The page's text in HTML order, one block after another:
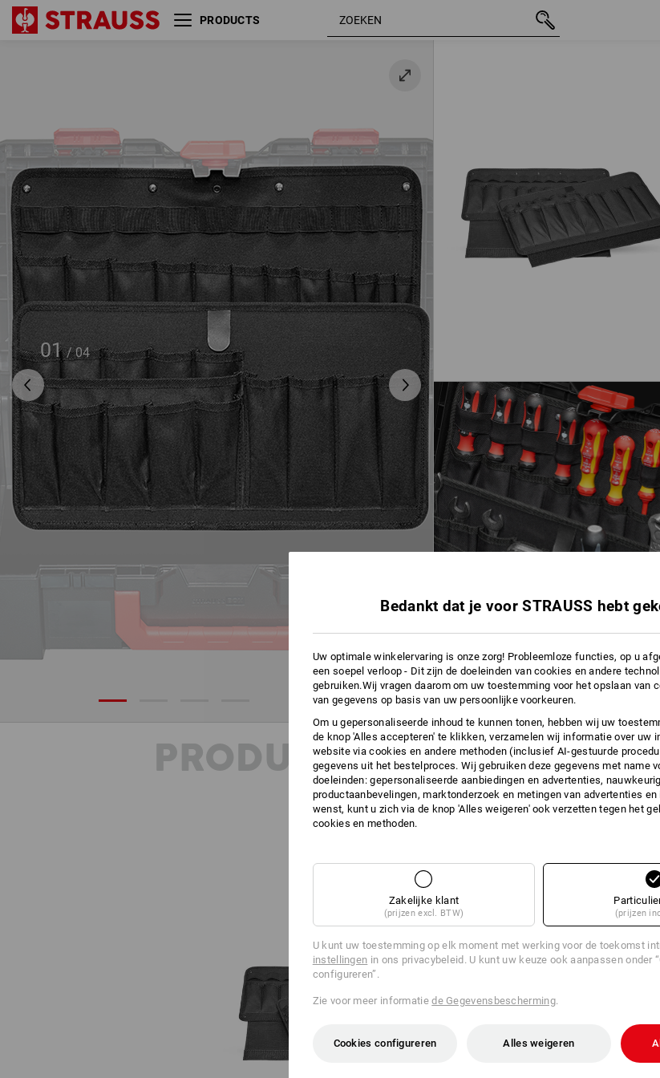
PRODUCTS
01 / 04
Gereedschapspaneel 2 per set
€ 39,81
incl. BTW
PRODUKT INFO
Deksel-
uitneembaar
voorkant en 10
STRAUSSbox 145
STRAUSSbox 165
Bedankt dat je voor STRAUSS hebt
Uw optimale winkelervaring is onze zorg! Probleemloze functies, op u
een soepel verloop - Dit zijn de doeleinden van cookies en andere
gebruiken.Wij vragen daarom om uw toestemming voor het opslaan van
van gegevens op basis van uw persoonlijke voorkeuren.
Om u gepersonaliseerde inhoud te kunnen tonen, hebben wij uw
de knop 'Alles accepteren' te klikken, verzamelen wij informatie over uw
website via cookies en andere methoden (inclusief AI-gestuurde
gegevens uit het bestelproces. Wij gebruiken deze gegevens met name
doeleinden: gepersonaliseerde aanbiedingen en advertenties,
productaanbevelingen, marktonderzoek en metingen van advertenties
wenst, kunt u zich via de knop 'Alles weigeren' ook verzetten tegen het
cookies en methoden.
Zakelijke klant
(prijzen excl. BTW) (prijzen
U kunt uw toestemming op elk moment met werking voor de toekomst
instellingen in ons privacybeleid. U kunt uw keuze ook aanpassen onder
configureren”.
Zie voor meer informatiede Gegevensbescherming.
Cookies configureren Alles weigeren